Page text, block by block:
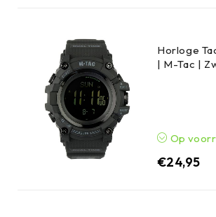
Horloge
| M-Tac |
Op
€24,95